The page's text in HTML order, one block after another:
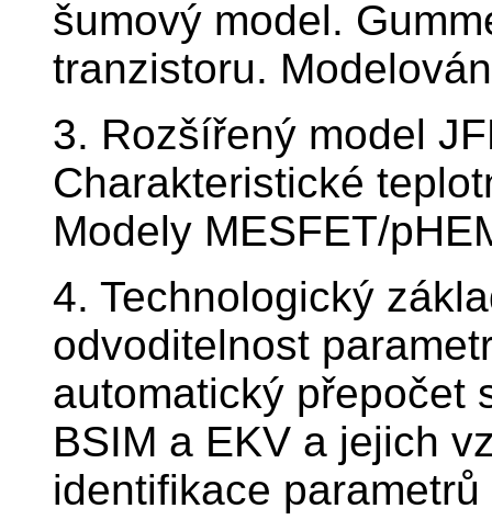
šumový model.
tranzistoru.
3. Rozšířený model
Charakteristické
Modely MESFET/
4. Technologický
odvoditelnost
automatický přepočet
BSIM a EKV a jejich
identifikace